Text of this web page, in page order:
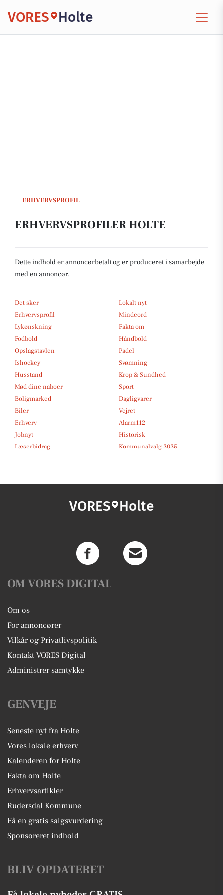
VORES Holte
ERHVERVSPROFIL
ERHVERVSPROFILER HOLTE
Dette indhold er annoncørbetalt og er produceret i samarbejde
med en annoncør.
Det sker
Lokalt nyt
Erhvervsprofil
Mindeord
Lykønskning
Fakta om
Fodbold
Håndbold
Opslagstavlen
Padel
Ishockey
Svømning
Husstand
Krop & Sundhed
Mød dine naboer
Sport
Boligmarked
Dagligvarer
Biler
Vejret
Erhverv
Alarm112
Jobnyt
Historisk
Læserbidrag
Kommunalvalg 2025
VORES Holte
OM VORES DIGITAL
Om os
For annoncører
Vilkår og Privatlivspolitik
Kontakt VORES Digital
Administrer samtykke
GENVEJE
Seneste nyt fra Holte
Vores lokale erhverv
Kalenderen for Holte
Fakta om Holte
Erhvervsartikler
Rudersdal Kommune
Få en gratis salgsvurdering
Sponsoreret indhold
BLIV OPDATERET